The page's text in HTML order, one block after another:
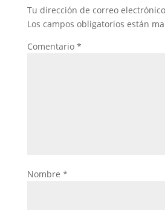
Tu dirección de correo
Los campos obligatorios están
Comentario *
Nombre *